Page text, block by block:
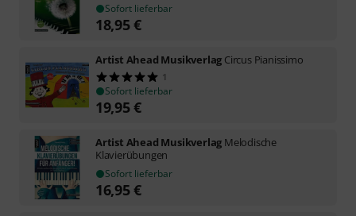
Sofort lieferbar
18,95€
Artist Ahead Musikverlag Circus Pianissimo
1
Sofort lieferbar
19,95€
Artist Ahead Musikverlag Melodische
Klavierübungen
Sofort lieferbar
16,95€